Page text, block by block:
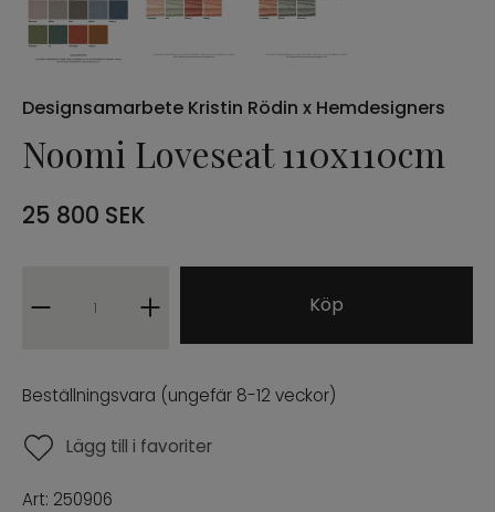
Designsamarbete Kristin Rödin x Hemdesigners
Noomi Loveseat 110x110cm
25 800 SEK
Köp
Beställningsvara (ungefär 8-12 veckor)
Lägg till i favoriter
Art: 250906